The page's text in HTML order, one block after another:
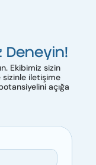
verilerinizi
birinci
Deneyin!
Ekibimiz sizin
iletişime
açığa